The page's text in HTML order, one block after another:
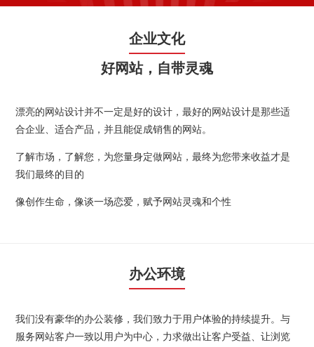
企业文化
好网站，自带灵魂
漂亮的网站设计并不一定是好的设计，最好的网站设计是那些适
合企业、适合产品，并且能促成销售的网站。
了解市场，了解您，为您量身定做网站，最终为您带来收益才是
我们最终的目的
像创作生命，像谈一场恋爱，赋予网站灵魂和个性
办公环境
我们没有豪华的办公装修，我们致力于用户体验的持续提升。与
服务网站客户一致以用户为中心，力求做出让客户受益、让浏览